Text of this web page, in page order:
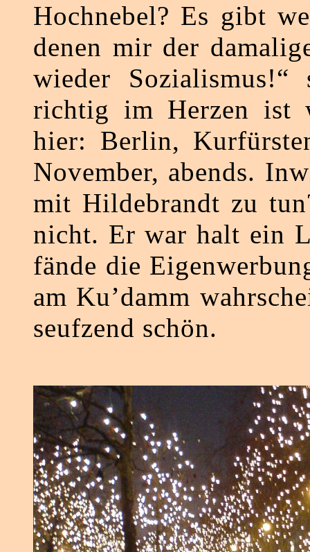
Hochnebel? Es gibt
denen mir der
wieder
richtig im Herzen ist
hier: Berlin,
November, abends.
mit Hildebrandt zu
nicht. Er war halt ein
fände die
am Ku’damm
seufzend schön.